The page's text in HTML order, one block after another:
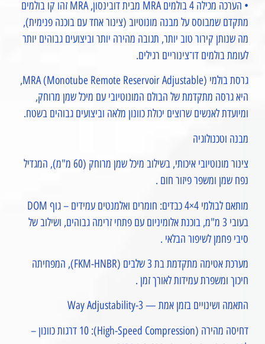
• הערכה מכילה 4 בולמים MRA מבית דובינסון, MRA זהו קו בולמים
מתקדם שמבוסס על מבנה מונוטיוב (צינור אחד עם בוכנה פנימית),
מה שנותן קירור טוב יותר, תגובה מהירה יותר וביצועים גבוהים יותר
לעומת בולמים דו־צינוריים רגילים.
גרסת בולמי MRA (Monotube Remote Reservoir Adjustable),
היא גרסה מתקדמת של הבולם המונוטיובי עם מיכל שמן מרוחק,
ומיועדת לאנשים שרוצים יכולת כוונון מלאה וביצועים גבוהים בשטח.
מבנה וטכנולוגיה
צינור מונוטיובי איכותי, בשילוב מיכל שמן מרוחק (60 מ"מ), המגדיל
נפח שמן ומשפר פיזור חום .
מותאם לבולמי 4×4 כבדים: חומרים ואלמנטים עמידים – גוף DOM
בעובי 3 מ"מ, בוכנת אלומיניום עם פתחי זרימה גבוהים, ושילוב של
סיבי פחמן לשיפור הבלאי .
מערכת אטימה מתקדמת בת 3 שלבים (FKM-HNBR), המפחיתה
חיכוך ומשפרת עמידות לאורך זמן .
התאמה ושינויים בזמן אמת — 3-Way Adjustability
דחיסה מהירה (High-Speed Compression): 10 דרגות כוונון –